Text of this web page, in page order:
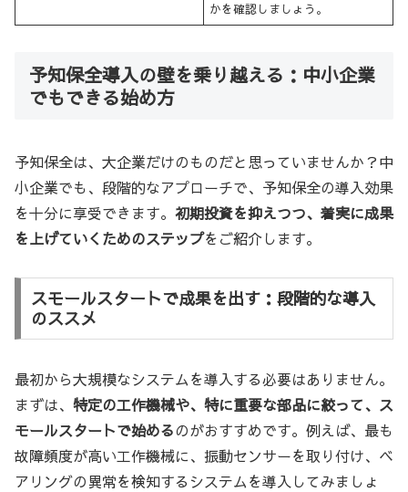
かを確認しましょう。
予知保全導入の壁を乗り越える：中小企業
でもできる始め方
予知保全は、大企業だけのものだと思っていませんか？中
小企業でも、段階的なアプローチで、予知保全の導入効果
を十分に享受できます。 初期投資を抑えつつ、着実に成果
を上げていくためのステップをご紹介します。
スモールスタートで成果を出す：段階的な導入
のススメ
最初から大規模なシステムを導入する必要はありません。
まずは、 特定の工作機械や、特に重要な部品に絞って、ス
モールスタートで始めるのがおすすめです。例えば、最も
故障頻度が高い工作機械に、振動センサーを取り付け、ベ
アリングの異常を検知するシステムを導入してみましょ